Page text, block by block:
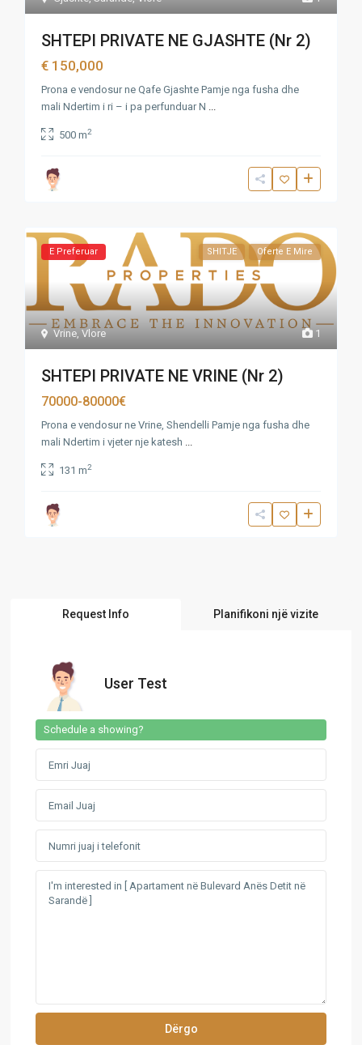
SHTEPI PRIVATE NE GJASHTE (Nr 2)
€ 150,000
Prona e vendosur ne Qafe Gjashte Pamje nga fusha dhe
mali Ndertim i ri – i pa perfunduar N ...
500 m2
1
Vrine,Vlore
E Preferuar SHITJE Oferte E Mire
SHTEPI PRIVATE NE VRINE (Nr 2)
70000-80000€
Prona e vendosur ne Vrine, Shendelli Pamje nga fusha dhe
mali Ndertim i vjeter nje katesh ...
131 m2
Request Info Planifikoni një vizite
User Test
Schedule a showing?